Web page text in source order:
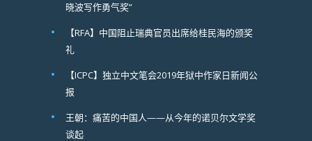
晓波写作勇气奖”
【RFA】中国阻止瑞典官员出席给桂民海的颁奖
礼
【ICPC】独立中文笔会2019年狱中作家日新闻公
报
王朝：痛苦的中国人——从今年的诺贝尔文学奖
谈起